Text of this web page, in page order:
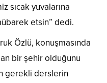
sıcak yuvalarına
etsin” dedi.
Özlü, konuşmasında
bir şehir olduğunu
gerekli derslerin